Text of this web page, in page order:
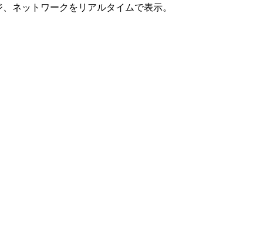
ネットワークをリアルタイムで表示。